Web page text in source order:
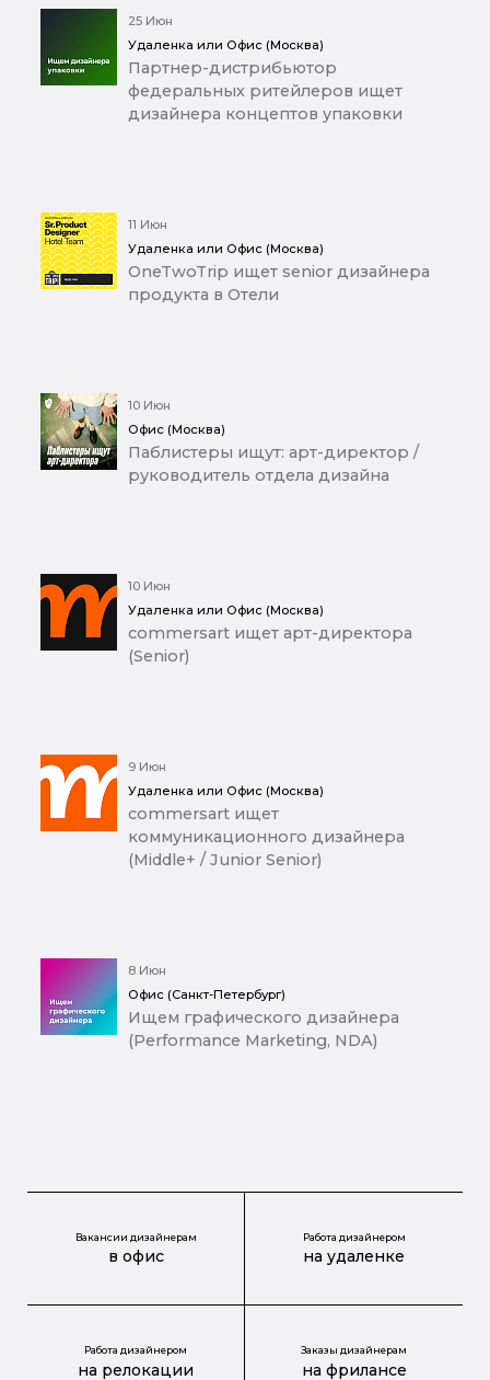
25 Июн
Удаленка или Офис (Москва)
Партнер-дистрибьютор
федеральных ритейлеров ищет
дизайнера концептов упаковки
11 Июн
Удаленка или Офис (Москва)
OneTwoTrip ищет senior дизайнера
продукта в Отели
10 Июн
Офис (Москва)
Паблистеры ищут: арт-директор /
руководитель отдела дизайна
10 Июн
Удаленка или Офис (Москва)
commersart ищет арт-директора
(Senior)
9 Июн
Удаленка или Офис (Москва)
commersart ищет
коммуникационного дизайнера
(Middle+ / Junior Senior)
8 Июн
Офис (Санкт-Петербург)
Ищем графического дизайнера
(Performance Marketing, NDA)
Вакансии дизайнерам
в офис
Работа дизайнером
на удаленке
Работа дизайнером
на релокации
Заказы дизайнерам
на фрилансе